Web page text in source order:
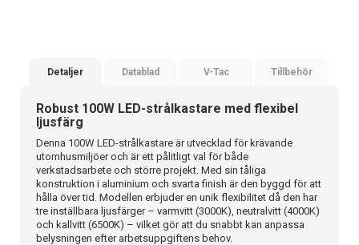
Detaljer Datablad V-Tac Tillbehör
Robust 100W LED-strålkastare med flexibel
ljusfärg
Denna 100W LED-strålkastare är utvecklad för krävande
utomhusmiljöer och är ett pålitligt val för både
verkstadsarbete och större projekt. Med sin tåliga
konstruktion i aluminium och svarta finish är den byggd för att
hålla över tid. Modellen erbjuder en unik flexibilitet då den har
tre inställbara ljusfärger – varmvitt (3000K), neutralvitt (4000K)
och kallvitt (6500K) – vilket gör att du snabbt kan anpassa
belysningen efter arbetsuppgiftens behov.